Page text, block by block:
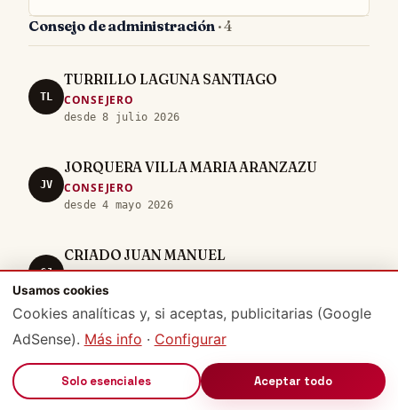
Consejo de administración · 4
TL
TURRILLO LAGUNA SANTIAGO
CONSEJERO
desde 8 julio 2026
JV
JORQUERA VILLA MARIA ARANZAZU
CONSEJERO
desde 4 mayo 2026
CJ
CRIADO JUAN MANUEL
CONSEJERO
desde 10 junio 2019
PL
PUCHE LAZARO ANA
CONSEJERO
desde 10 abril 2019
Usamos cookies
Cookies analíticas y, si aceptas, publicitarias (Google
AdSense). Más info · Configurar
Solo esenciales Aceptar todo